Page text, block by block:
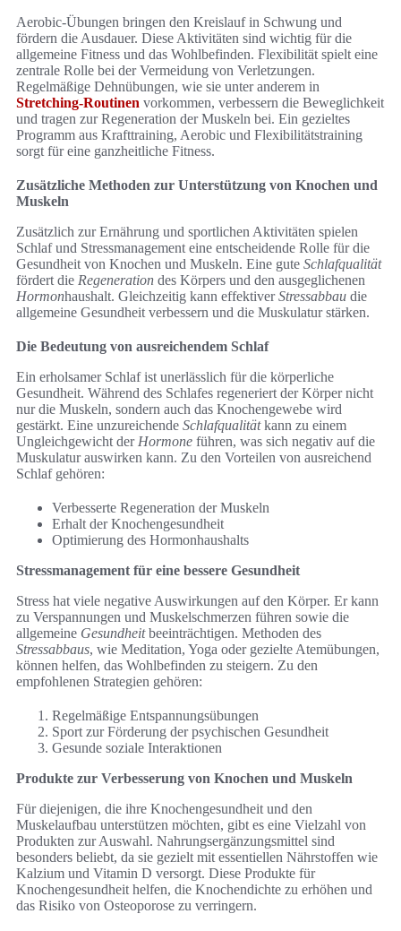
Aerobic-Übungen bringen den Kreislauf in Schwung und
fördern die Ausdauer. Diese Aktivitäten sind wichtig für die
allgemeine Fitness und das Wohlbefinden. Flexibilität spielt eine
zentrale Rolle bei der Vermeidung von Verletzungen.
Regelmäßige Dehnübungen, wie sie unter anderem in
Stretching-Routinen vorkommen, verbessern die Beweglichkeit
und tragen zur Regeneration der Muskeln bei. Ein gezieltes
Programm aus Krafttraining, Aerobic und Flexibilitätstraining
sorgt für eine ganzheitliche Fitness.
Zusätzliche Methoden zur Unterstützung von Knochen und
Muskeln
Zusätzlich zur Ernährung und sportlichen Aktivitäten spielen
Schlaf und Stressmanagement eine entscheidende Rolle für die
Gesundheit von Knochen und Muskeln. Eine gute Schlafqualität
fördert die Regeneration des Körpers und den ausgeglichenen
Hormonhaushalt. Gleichzeitig kann effektiverStressabbau die
allgemeine Gesundheit verbessern und die Muskulatur stärken.
Die Bedeutung von ausreichendem Schlaf
Ein erholsamer Schlaf ist unerlässlich für die körperliche
Gesundheit. Während des Schlafes regeneriert der Körper nicht
nur die Muskeln, sondern auch das Knochengewebe wird
gestärkt. Eine unzureichende Schlafqualitätkann zu einem
Ungleichgewicht der Hormone führen, was sich negativ auf die
Muskulatur auswirken kann. Zu den Vorteilen von ausreichend
Schlaf gehören:
Verbesserte Regeneration der Muskeln
Erhalt der Knochengesundheit
Optimierung des Hormonhaushalts
Stressmanagement für eine bessere Gesundheit
Stress hat viele negative Auswirkungen auf den Körper. Er kann
zu Verspannungen und Muskelschmerzen führen sowie die
allgemeine Gesundheitbeeinträchtigen. Methoden des
Stressabbaus, wie Meditation, Yoga oder gezielte Atemübungen,
können helfen, das Wohlbefinden zu steigern. Zu den
empfohlenen Strategien gehören:
Regelmäßige Entspannungsübungen
Sport zur Förderung der psychischen Gesundheit
Gesunde soziale Interaktionen
Produkte zur Verbesserung von Knochen und Muskeln
Für diejenigen, die ihre Knochengesundheit und den
Muskelaufbau unterstützen möchten, gibt es eine Vielzahl von
Produkten zur Auswahl. Nahrungsergänzungsmittel sind
besonders beliebt, da sie gezielt mit essentiellen Nährstoffen wie
Kalzium und Vitamin D versorgt. Diese Produkte für
Knochengesundheit helfen, die Knochendichte zu erhöhen und
das Risiko von Osteoporose zu verringern.